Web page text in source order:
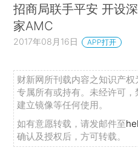
招商局联手平安 开设
家AMC
2017年08月16日 APP打开
财新网所刊载内容之知识产
专属所有或持有。未经许可
建立镜像等任何使用。
如有意愿转载，请发邮件至
确认及授权后，方可转载。